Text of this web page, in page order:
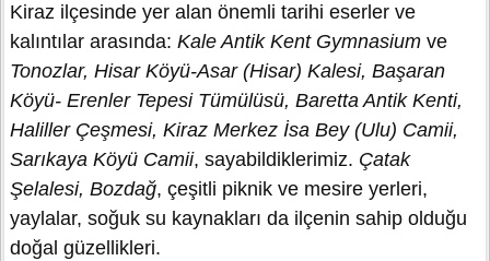
Kiraz ilçesinde yer alan önemli tarihi eserler ve
kalıntılar arasında: Kale Antik Kent Gymnasium ve
Tonozlar, Hisar Köyü-Asar (Hisar) Kalesi, Başaran
Köyü- Erenler Tepesi Tümülüsü, Baretta Antik Kenti,
Haliller Çeşmesi, Kiraz Merkez İsa Bey (Ulu) Camii,
Sarıkaya Köyü Camii, sayabildiklerimiz. Çatak
Şelalesi, Bozdağ, çeşitli piknik ve mesire yerleri,
yaylalar, soğuk su kaynakları da ilçenin sahip olduğu
doğal güzellikleri.